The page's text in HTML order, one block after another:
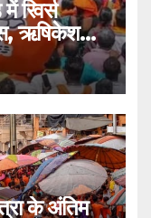
ऋषिकेश
के अंतिम